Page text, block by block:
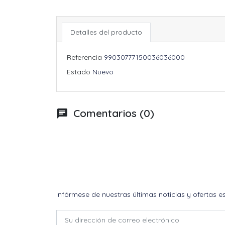
Detalles del producto
Referencia 99030777150036036000
Estado Nuevo
chat Comentarios (0)
Infórmese de nuestras últimas noticias y ofertas